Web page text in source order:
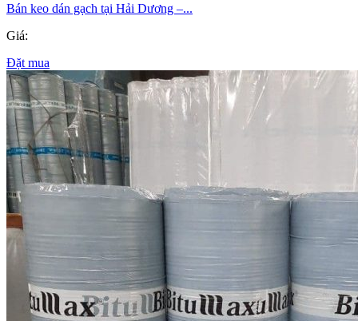
Bán keo dán gạch tại Hải Dương –...
Giá:
Đặt mua